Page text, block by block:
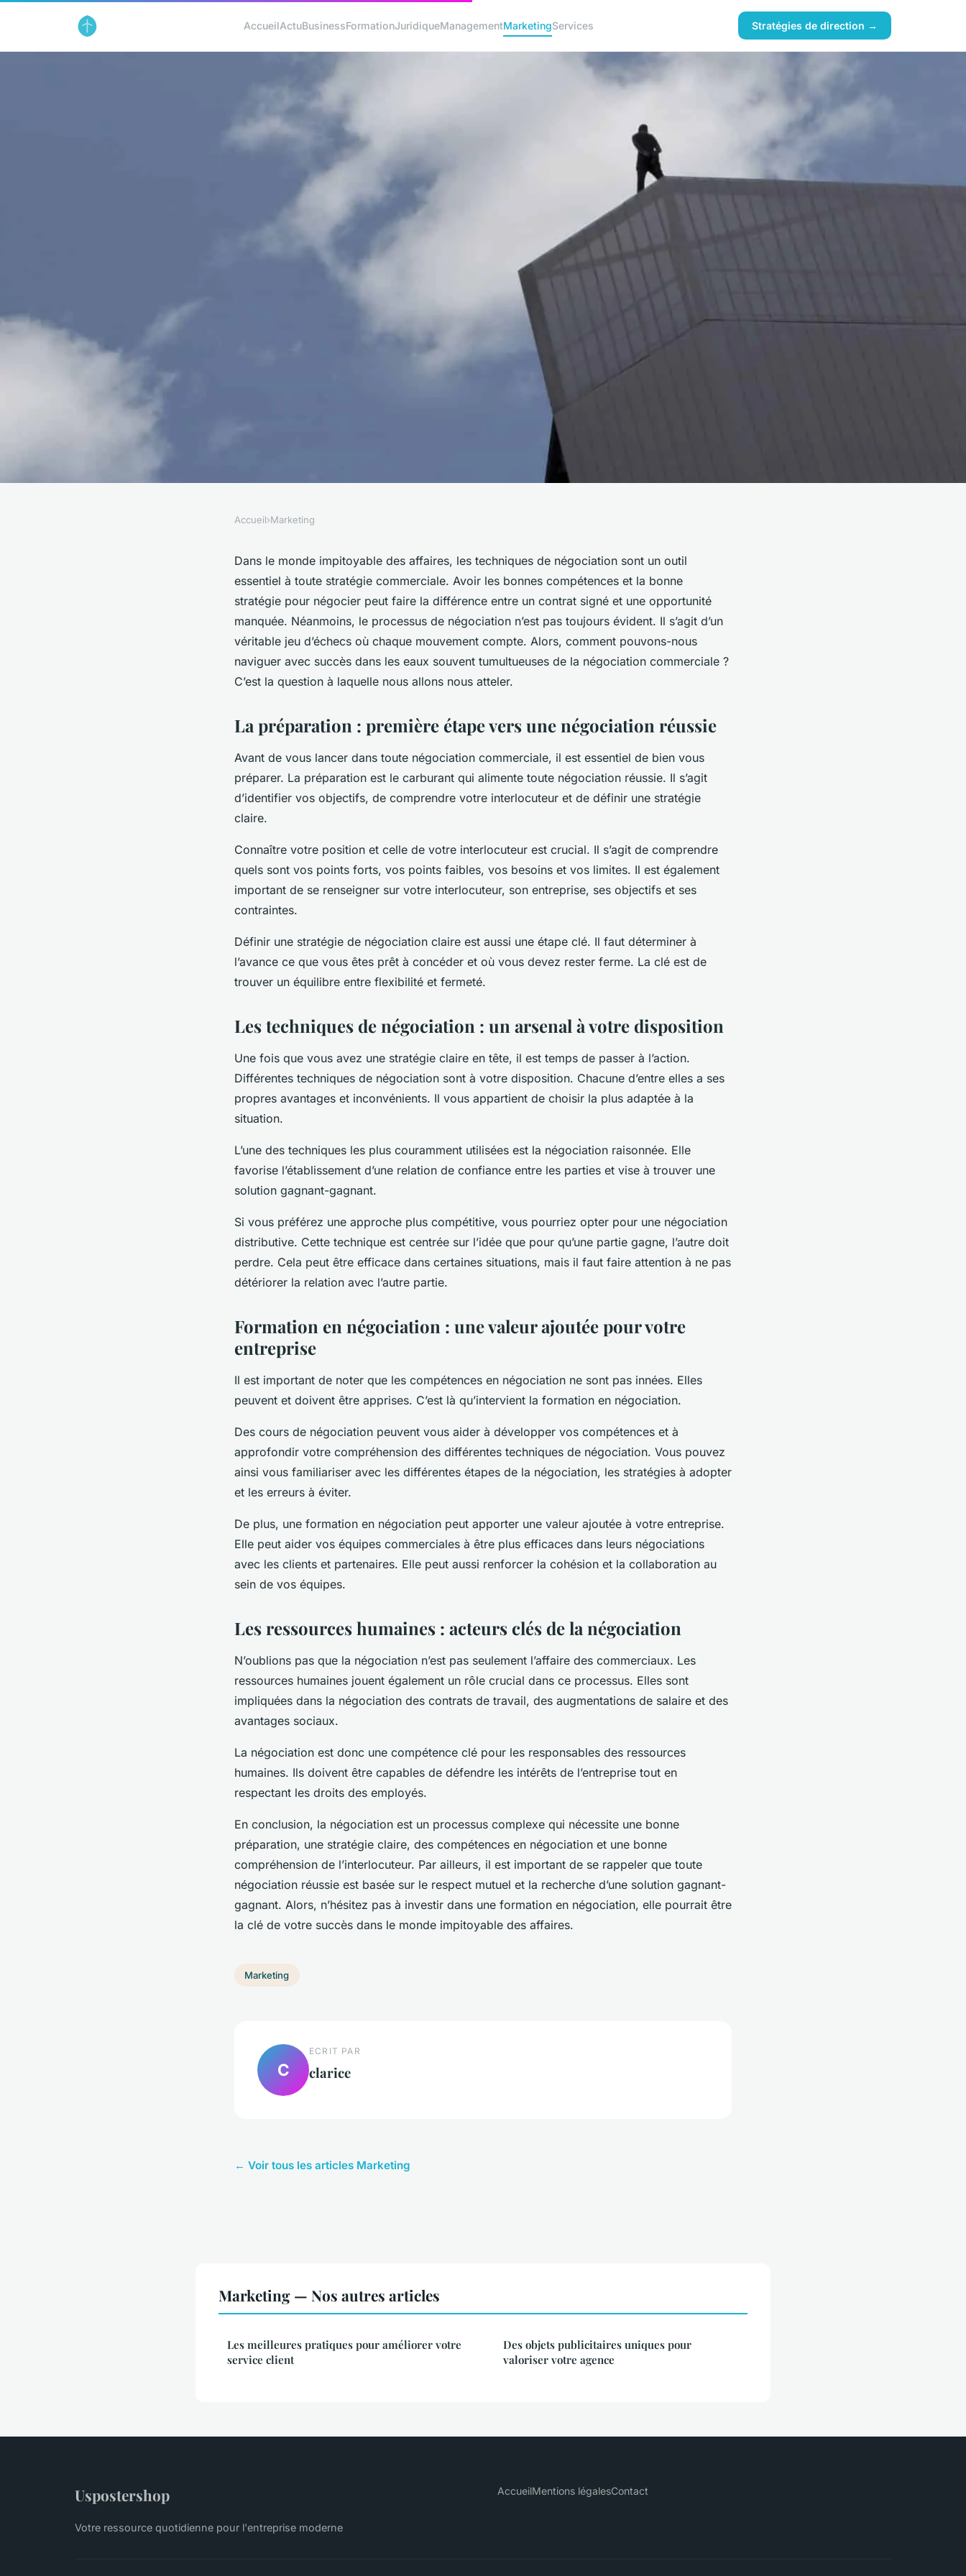
AccueilActuBusinessFormationJuridiqueManagementMarketingServices Stratégies de direction →
Les clés pour une négociation réussie
dans le monde des affaires
Accueil›Marketing
Dans le monde impitoyable des affaires, les techniques de négociation sont un outil
essentiel à toute stratégie commerciale. Avoir les bonnes compétences et la bonne
stratégie pour négocier peut faire la différence entre un contrat signé et une opportunité
manquée. Néanmoins, le processus de négociation n’est pas toujours évident. Il s’agit d’un
véritable jeu d’échecs où chaque mouvement compte. Alors, comment pouvons-nous
naviguer avec succès dans les eaux souvent tumultueuses de la négociation commerciale ?
C’est la question à laquelle nous allons nous atteler.
La préparation : première étape vers une négociation réussie
Avant de vous lancer dans toute négociation commerciale, il est essentiel de bien vous
préparer. La préparation est le carburant qui alimente toute négociation réussie. Il s’agit
d’identifier vos objectifs, de comprendre votre interlocuteur et de définir une stratégie
claire.
Connaître votre position et celle de votre interlocuteur est crucial. Il s’agit de comprendre
quels sont vos points forts, vos points faibles, vos besoins et vos limites. Il est également
important de se renseigner sur votre interlocuteur, son entreprise, ses objectifs et ses
contraintes.
Définir une stratégie de négociation claire est aussi une étape clé. Il faut déterminer à
l’avance ce que vous êtes prêt à concéder et où vous devez rester ferme. La clé est de
trouver un équilibre entre flexibilité et fermeté.
Les techniques de négociation : un arsenal à votre disposition
Une fois que vous avez une stratégie claire en tête, il est temps de passer à l’action.
Différentes techniques de négociation sont à votre disposition. Chacune d’entre elles a ses
propres avantages et inconvénients. Il vous appartient de choisir la plus adaptée à la
situation.
L’une des techniques les plus couramment utilisées est la négociation raisonnée. Elle
favorise l’établissement d’une relation de confiance entre les parties et vise à trouver une
solution gagnant-gagnant.
Si vous préférez une approche plus compétitive, vous pourriez opter pour une négociation
distributive. Cette technique est centrée sur l’idée que pour qu’une partie gagne, l’autre doit
perdre. Cela peut être efficace dans certaines situations, mais il faut faire attention à ne pas
détériorer la relation avec l’autre partie.
Formation en négociation : une valeur ajoutée pour votre
entreprise
Il est important de noter que les compétences en négociation ne sont pas innées. Elles
peuvent et doivent être apprises. C’est là qu’intervient la formation en négociation.
Des cours de négociation peuvent vous aider à développer vos compétences et à
approfondir votre compréhension des différentes techniques de négociation. Vous pouvez
ainsi vous familiariser avec les différentes étapes de la négociation, les stratégies à adopter
et les erreurs à éviter.
De plus, une formation en négociation peut apporter une valeur ajoutée à votre entreprise.
Elle peut aider vos équipes commerciales à être plus efficaces dans leurs négociations
avec les clients et partenaires. Elle peut aussi renforcer la cohésion et la collaboration au
sein de vos équipes.
Les ressources humaines : acteurs clés de la négociation
N’oublions pas que la négociation n’est pas seulement l’affaire des commerciaux. Les
ressources humaines jouent également un rôle crucial dans ce processus. Elles sont
impliquées dans la négociation des contrats de travail, des augmentations de salaire et des
avantages sociaux.
La négociation est donc une compétence clé pour les responsables des ressources
humaines. Ils doivent être capables de défendre les intérêts de l’entreprise tout en
respectant les droits des employés.
En conclusion, la négociation est un processus complexe qui nécessite une bonne
préparation, une stratégie claire, des compétences en négociation et une bonne
compréhension de l’interlocuteur. Par ailleurs, il est important de se rappeler que toute
négociation réussie est basée sur le respect mutuel et la recherche d’une solution gagnant-
gagnant. Alors, n’hésitez pas à investir dans une formation en négociation, elle pourrait être
la clé de votre succès dans le monde impitoyable des affaires.
Marketing
C
ECRIT PAR
clarice
← Voir tous les articles Marketing
Marketing — Nos autres articles
Les meilleures pratiques pour améliorer votre
service client
Des objets publicitaires uniques pour
valoriser votre agence
Uspostershop
Votre ressource quotidienne pour l'entreprise moderne
AccueilMentions légalesContact